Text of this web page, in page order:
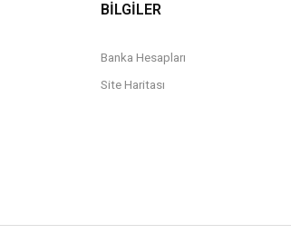
BİLGİLER
Banka Hesapları
Site Haritası